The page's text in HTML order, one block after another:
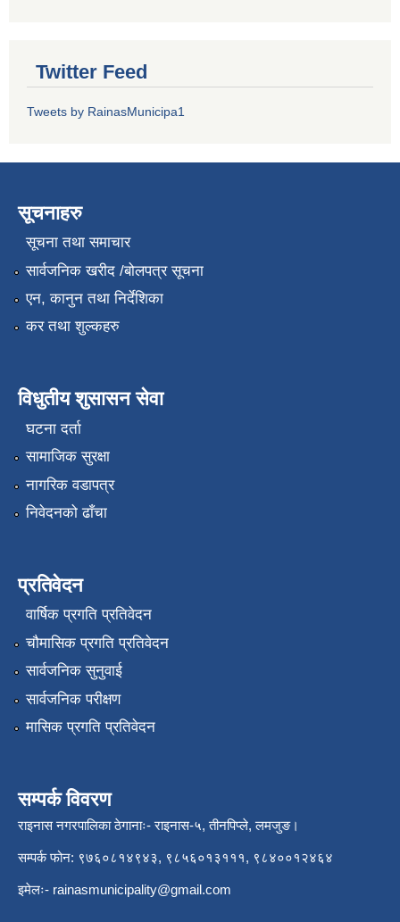
Twitter Feed
Tweets by RainasMunicipa1
सूचनाहरु
सूचना तथा समाचार
सार्वजनिक खरीद /बोलपत्र सूचना
एन, कानुन तथा निर्देशिका
कर तथा शुल्कहरु
विधुतीय शुसासन सेवा
घटना दर्ता
सामाजिक सुरक्षा
नागरिक वडापत्र
निवेदनको ढाँचा
प्रतिवेदन
वार्षिक प्रगति प्रतिवेदन
चौमासिक प्रगति प्रतिवेदन
सार्वजनिक सुनुवाई
सार्वजनिक परीक्षण
मासिक प्रगति प्रतिवेदन
सम्पर्क विवरण
राइनास नगरपालिका ठेगानाः- राइनास-५, तीनपिप्ले, लमजुङ।
सम्पर्क फोन: ९७६०८१४९४३, ९८५६०१३१११, ९८४००१२४६४
इमेलः- rainasmunicipality@gmail.com